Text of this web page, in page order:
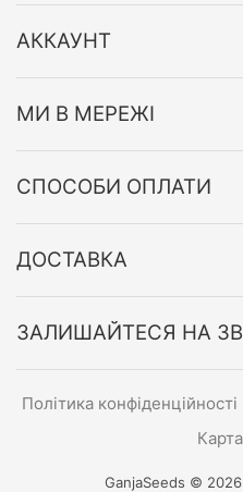
АККАУНТ
МИ В МЕРЕЖІ
СПОСОБИ ОПЛАТИ
ДОСТАВКА
ЗАЛИШАЙТЕСЯ НА
Політика конфіденційності
GanjaSeeds © 2026